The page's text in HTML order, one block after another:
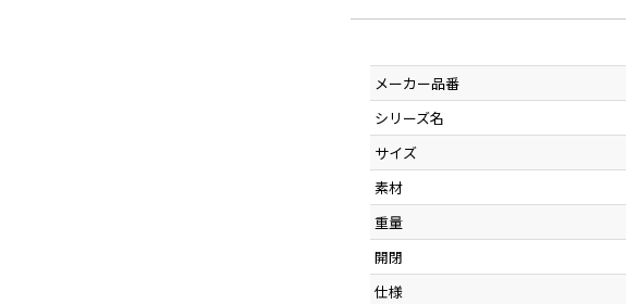
メーカー品番
シリーズ名
サイズ
素材
重量
開閉
仕様